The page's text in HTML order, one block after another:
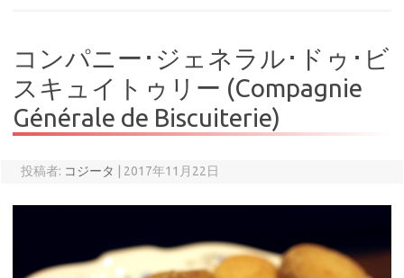
コンパニー･ジェネラル･ドゥ･ビ
スキュイトゥリー (Compagnie
Générale de Biscuiterie)
投稿者: コジータ 2017年11月22日